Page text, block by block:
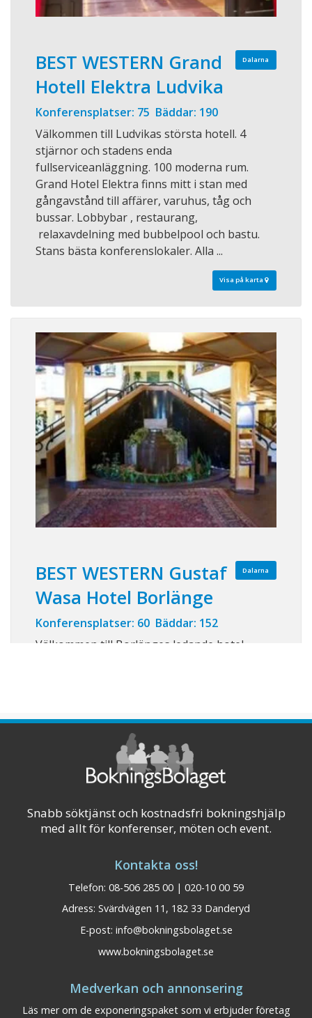
Dalarna
BEST WESTERN Grand
Hotell Elektra Ludvika
Konferensplatser: 75 Bäddar: 190
Välkommen till Ludvikas största hotell. 4
stjärnor och stadens enda
fullserviceanläggning. 100 moderna rum.
Grand Hotel Elektra finns mitt i stan med
gångavstånd till affärer, varuhus, tåg och
bussar. Lobbybar , restaurang,
relaxavdelning med bubbelpool och bastu.
Stans bästa konferenslokaler. Alla ...
Visa på karta
Dalarna
BEST WESTERN Gustaf
Wasa Hotel Borlänge
Konferensplatser: 60 Bäddar: 152
Välkommen till Borlänges ledande hotel -
till styrelsemötesrum.
Snabb söktjänst och kostnadsfri bokningshjälp
med allt för konferenser, möten och event.
Kontakta oss!
Telefon: 08-506 285 00 | 020-10 00 59
Adress: Svärdvägen 11, 182 33 Danderyd
E-post: info@bokningsbolaget.se
www.bokningsbolaget.se
Medverkan och annonsering
Läs mer om de exponeringspaket som vi erbjuder företag